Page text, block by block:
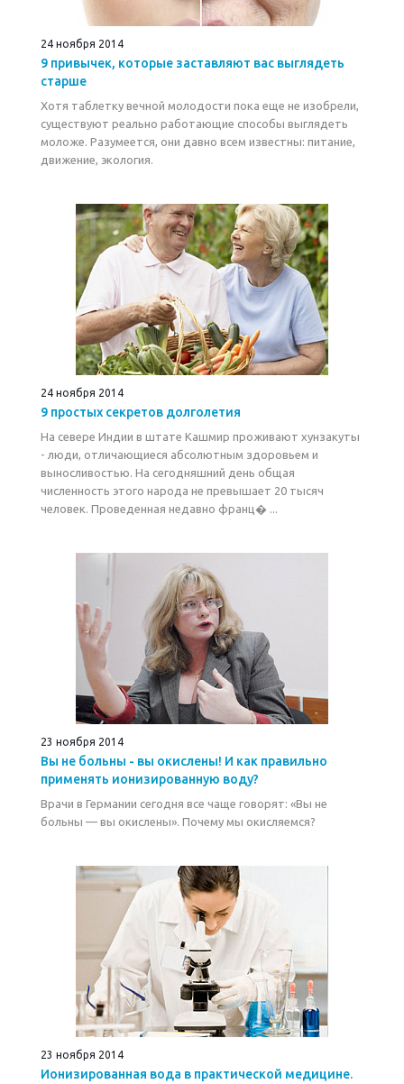
24 ноября 2014
9 привычек, которые заставляют вас выглядеть
старше
Хотя таблетку вечной молодости пока еще не изобрели,
существуют реально работающие способы выглядеть
моложе. Разумеется, они давно всем известны: питание,
движение, экология.
24 ноября 2014
9 простых секретов долголетия
На севере Индии в штате Кашмир проживают хунзакуты
- люди, отличающиеся абсолютным здоровьем и
выносливостью. На сегодняшний день общая
численность этого народа не превышает 20 тысяч
человек. Проведенная недавно франц� ...
23 ноября 2014
Вы не больны - вы окислены! И как правильно
применять ионизированную воду?
Врачи в Германии сегодня все чаще говорят: «Вы не
больны — вы окислены». Почему мы окисляемся?
23 ноября 2014
Ионизированная вода в практической медицине.